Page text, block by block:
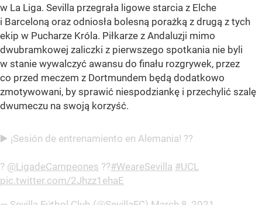
w La Liga. Sevilla przegrała ligowe starcia z Elche
i Barceloną oraz odniosła bolesną porażką z drugą z tych
ekip w Pucharze Króla. Piłkarze z Andaluzji mimo
dwubramkowej zaliczki z pierwszego spotkania nie byli
w stanie wywalczyć awansu do finału rozgrywek, przez
co przed meczem z Dortmundem będą dodatkowo
zmotywowani, by sprawić niespodziankę i przechylić szalę
dwumeczu na swoją korzyść.
▶️ ¡Sesión de entrenamiento en Alemania! ??
? @LigadeCampeones ??#WeareSevilla #UCL
pic.twitter.com/2Jhzz1ehaE